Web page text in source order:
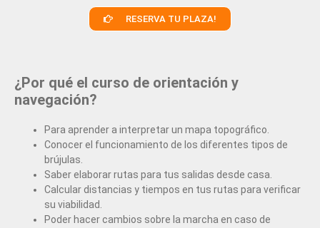
RESERVA TU PLAZA!
¿Por qué el curso de orientación y
navegación?
Para aprender a interpretar un mapa topográfico.
Conocer el funcionamiento de los diferentes tipos de
brújulas.
Saber elaborar rutas para tus salidas desde casa.
Calcular distancias y tiempos en tus rutas para verificar
su viabilidad.
Poder hacer cambios sobre la marcha en caso de